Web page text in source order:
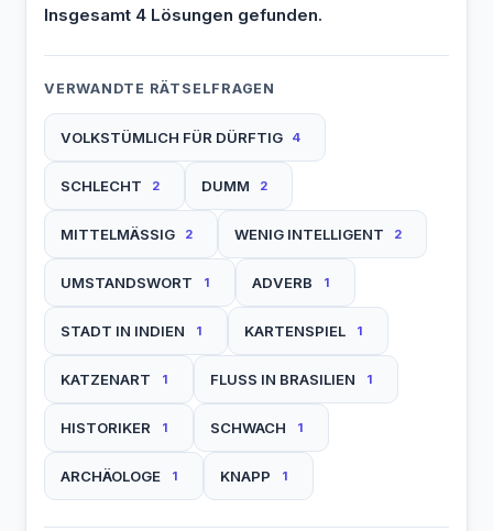
Insgesamt 4 Lösungen gefunden.
VERWANDTE RÄTSELFRAGEN
VOLKSTÜMLICH FÜR DÜRFTIG 4
SCHLECHT 2 DUMM 2
MITTELMÄSSIG 2 WENIG INTELLIGENT 2
UMSTANDSWORT 1 ADVERB 1
STADT IN INDIEN 1 KARTENSPIEL 1
KATZENART 1 FLUSS IN BRASILIEN 1
HISTORIKER 1 SCHWACH 1
ARCHÄOLOGE 1 KNAPP 1